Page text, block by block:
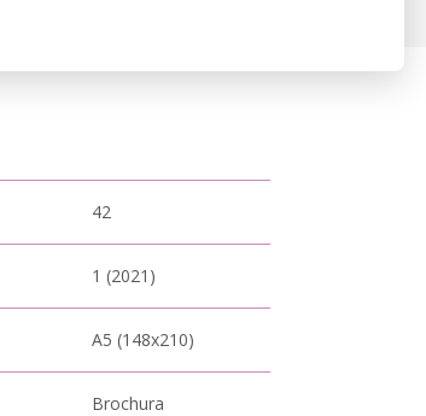
42
1 (2021)
A5 (148x210)
Brochura